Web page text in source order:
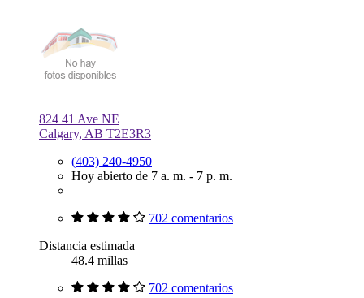
824 41 Ave NE
Calgary, AB T2E3R3
(403) 240-4950
Hoy abierto de 7 a. m. - 7 p. m.
702 comentarios
Distancia estimada
48.4 millas
702 comentarios